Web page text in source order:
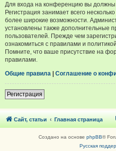
Для входа на конференцию вы должны
Регистрация занимает всего
более широкие возможности.
установлены также дополнительные
пользователей. Прежде чем
ознакомиться с правилами и
Помните, что ваше присутствие на
правилами.
Общие правила | Соглашение о
Регистрация
Сайт, статьи Главная страница
Создано на основе phpBB®
Русская